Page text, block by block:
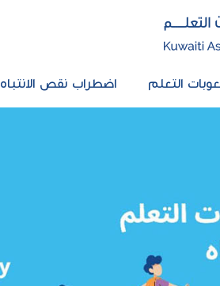
التعلم اضطراب نقص الانتباه